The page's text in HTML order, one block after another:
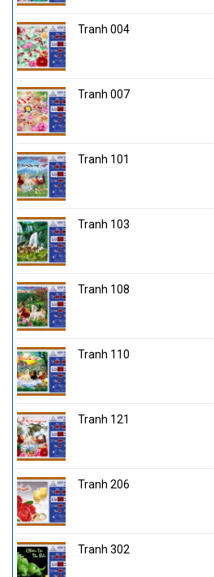
Tranh 004
Tranh 007
Tranh 101
Tranh 103
Tranh 108
Tranh 110
Tranh 121
Tranh 206
Tranh 302